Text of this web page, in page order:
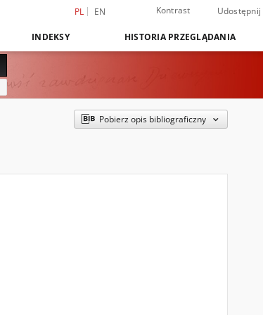
PL EN Kontrast Udostępnij
INDEKSY HISTORIA PRZEGLĄDANIA
Pobierz opis bibliograficzny